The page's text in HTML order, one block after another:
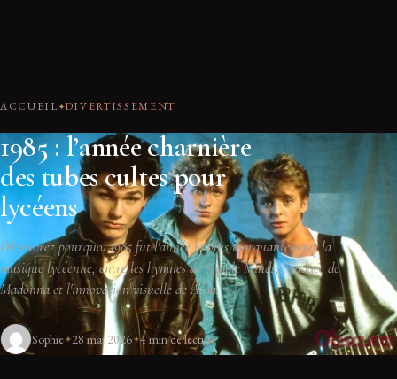
ACCUEIL DIVERTISSEMENT
1985 : l’année charnière
des tubes cultes pour
lycéens
Découvrez pourquoi 1985 fut l'année la plus marquante pour la
musique lycéenne, entre les hymnes de Simple Minds, l'audace de
Madonna et l'innovation visuelle de A-ha.
Sophie 28 mai 2026 4 min de lecture